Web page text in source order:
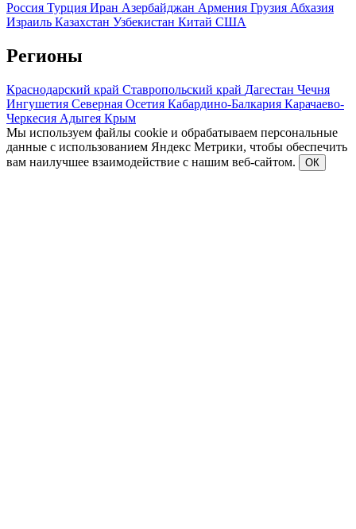
Россия Турция Иран Азербайджан Армения Грузия Абхазия
Израиль Казахстан Узбекистан Китай США
Регионы
Краснодарский край Ставропольский край Дагестан Чечня
Ингушетия Северная Осетия Кабардино-Балкария Карачаево-
Черкесия Адыгея Крым
Мы используем файлы cookie и обрабатываем персональные
данные с использованием Яндекс Метрики, чтобы обеспечить
вам наилучшее взаимодействие с нашим веб-сайтом.
ОК